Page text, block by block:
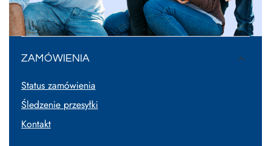
ZAMÓWIENIA
Status zamówienia
Śledzenie przesyłki
Kontakt